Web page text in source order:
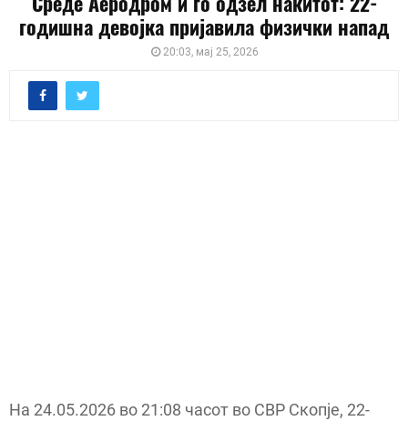
годишна девојка пријавила физички напад
20:03, мај 25, 2026
На 24.05.2026 во 21:08 часот во СВР Скопје, 22-